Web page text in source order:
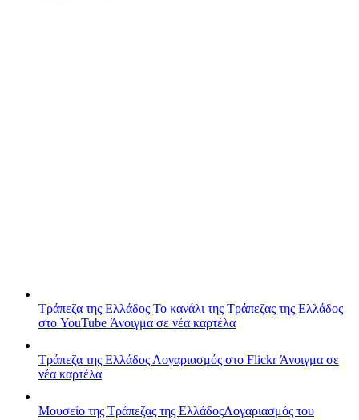
Τράπεζα της Ελλάδος Το κανάλι της Τράπεζας της Ελλάδος
στο YouTube Άνοιγμα σε νέα καρτέλα
Τράπεζα της Ελλάδος Λογαριασμός στο FlickrΆνοιγμα σε
νέα καρτέλα
Μουσείο της Τράπεζας της ΕλλάδοςΛογαριασμός του